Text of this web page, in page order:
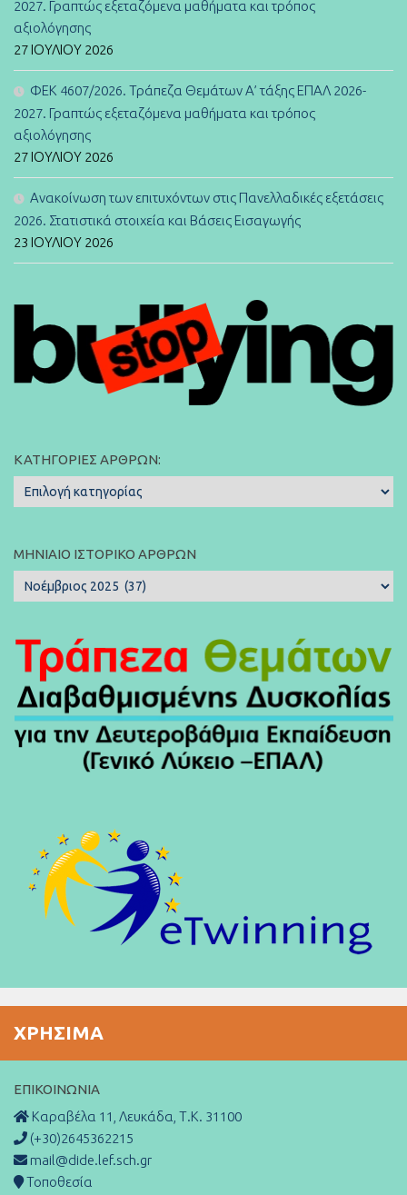
2027. Γραπτώς εξεταζόμενα μαθήματα και τρόπος
αξιολόγησης
27 ΙΟΥΛΊΟΥ 2026
ΦΕΚ 4607/2026. Τράπεζα Θεμάτων Α’ τάξης ΕΠΑΛ 2026-
2027. Γραπτώς εξεταζόμενα μαθήματα και τρόπος
αξιολόγησης
27 ΙΟΥΛΊΟΥ 2026
Ανακοίνωση των επιτυχόντων στις Πανελλαδικές εξετάσεις
2026. Στατιστικά στοιχεία και Βάσεις Εισαγωγής
23 ΙΟΥΛΊΟΥ 2026
ΚΑΤΗΓΟΡΊΕΣ ΆΡΘΡΩΝ:
Κατηγορίες
Άρθρων:
ΜΗΝΙΑΊΟ ΙΣΤΟΡΙΚΌ ΆΡΘΡΩΝ
Μηνιαίο
Ιστορικό
ΧΡΉΣΙΜΑ
ΕΠΙΚΟΙΝΩΝΊΑ
Καραβέλα 11, Λευκάδα, Τ.Κ. 31100
(+30)2645362215
mail@dide.lef.sch.gr
Τοποθεσία